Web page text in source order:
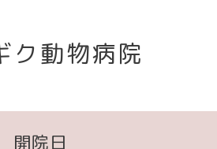
ク動物病院
開院日